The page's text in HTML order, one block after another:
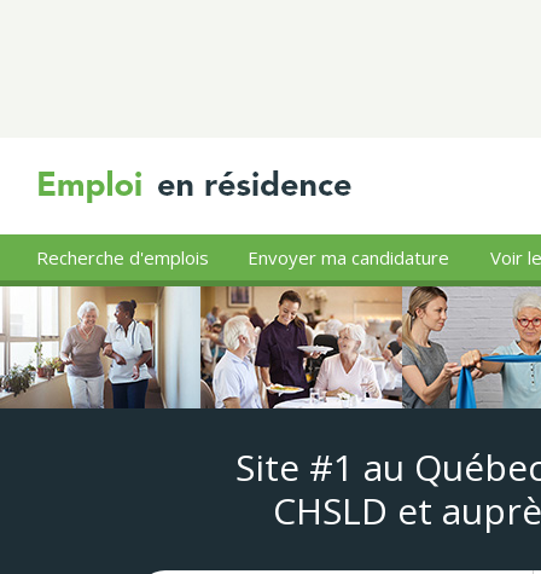
Recherche d'emplois Envoyer ma candidature Voir
Site #1 au
CHSLD et